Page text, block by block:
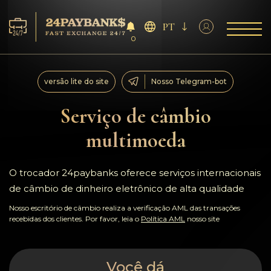
Serviço
Reservas
Parceiros
Comentários
Regras
0
PT
Serviço de câmbio
multimoeda
versão lite do site Nosso Telegram-bot
O trocador 24paybanks oferece serviços internacionais
de câmbio de dinheiro eletrônico de alta qualidade
Nosso escritório de câmbio realiza a verificação AML das transações
recebidas dos clientes. Por favor, leia o Política AML nosso site
Você dá